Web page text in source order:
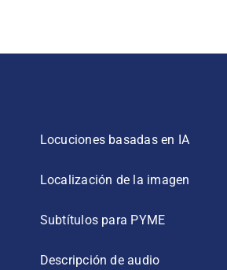
Locuciones basadas en IA
Localización de la imagen
Subtítulos para PYME
Descripción de audio